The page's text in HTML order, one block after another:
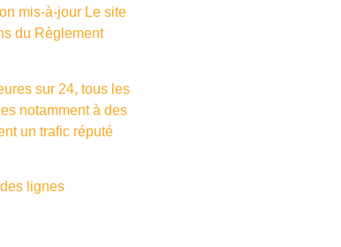
mis-à-jour Le site
du Règlement
sur 24, tous les
notamment à des
un trafic réputé
lignes